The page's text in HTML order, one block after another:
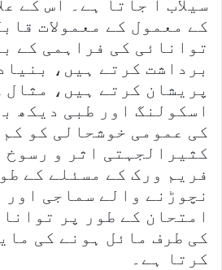
سیلاب آ جاتا ہے۔ اس کے
کے معمول کے معمولات
توانائی کی فراہمی کے
برداشت کرتے ہیں،
پریشان کرتے ہیں، مثال
اسکولنگ اور طبی دیکھ
کی عمومی خوشحالی کو کم
کثیرالجہتی اثر و رسوخ
فریم ورک کے مسئلے کے
نچوڑنے والے سماجی اور
امتحان کے طور پر
کی طرف مائل ہونے کی
کرتا ہے۔